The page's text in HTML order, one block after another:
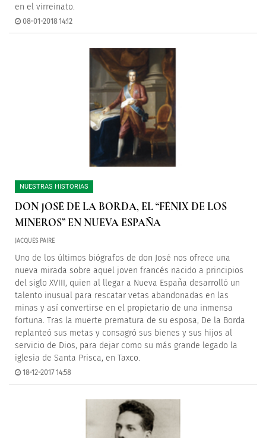
en el virreinato.
08-01-2018 14:12
NUESTRAS HISTORIAS
DON JOSÉ DE LA BORDA, EL “FÉNIX DE LOS
MINEROS” EN NUEVA ESPAÑA
JACQUES PAIRE
Uno de los últimos biógrafos de don José nos ofrece una
nueva mirada sobre aquel joven francés nacido a principios
del siglo XVIII, quien al llegar a Nueva España desarrolló un
talento inusual para rescatar vetas abandonadas en las
minas y así convertirse en el propietario de una inmensa
fortuna. Tras la muerte prematura de su esposa, De la Borda
replanteó sus metas y consagró sus bienes y sus hijos al
servicio de Dios, para dejar como su más grande legado la
iglesia de Santa Prisca, en Taxco.
18-12-2017 14:58